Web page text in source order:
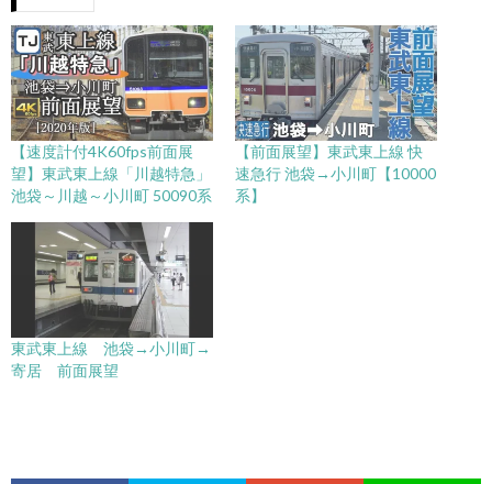
【速度計付4K60fps前面展
望】東武東上線「川越特急」
池袋～川越～小川町 50090系
【前面展望】東武東上線 快
速急行 池袋→小川町【10000
系】
東武東上線 池袋→小川町→
寄居 前面展望